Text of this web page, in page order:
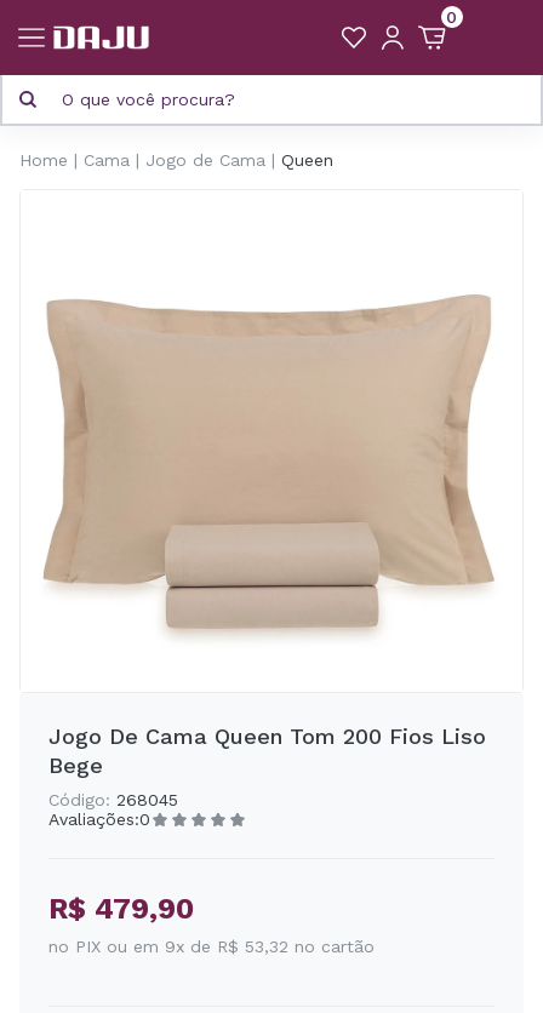
0
Home Cama Jogo de Cama Queen
Jogo De Cama Queen Tom 200 Fios Liso
Bege
Código: 268045
Avaliações:0
R$ 479,90
no PIX ou em 9x de R$ 53,32 no cartão